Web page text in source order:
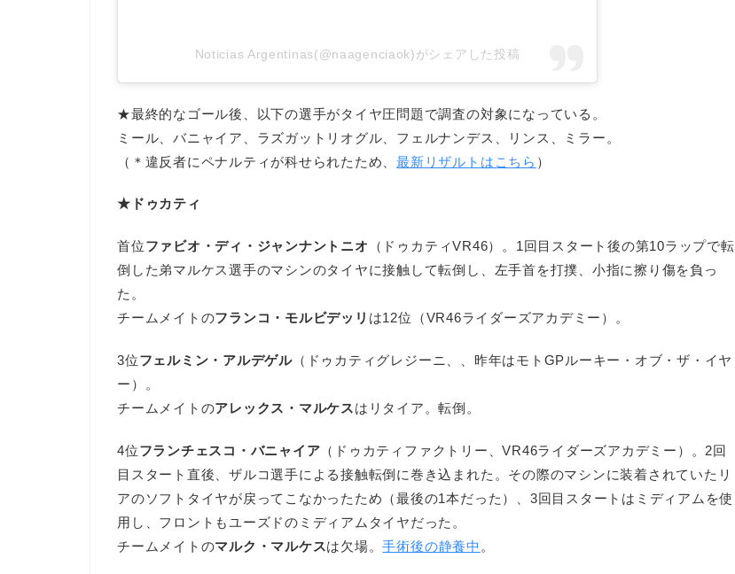
Noticias Argentinas(@naagenciaok)がシェアした投稿
★最終的なゴール後、以下の選手がタイヤ圧問題で調査の対象になっている。
ミール、バニャイア、ラズガットリオグル、フェルナンデス、リンス、ミラー。
（＊違反者にペナルティが科せられたため、最新リザルトはこちら ）
★ドゥカティ
首位ファビオ・ディ・ジャンナントニオ
（ドゥカティVR46）。1回目スタート後の第10ラップで転
倒した弟マルケス選手のマシンのタイヤに接触して転倒し、左手首を打撲、小指に擦り傷を負っ
た。
チームメイトのフランコ・モルビデッリ は12位（VR46ライダーズアカデミー）。
3位フェルミン・アルデゲル（ドゥカティグレジーニ、、昨年はモトGPルーキー・オブ・ザ・イヤ
ー）。
チームメイトのアレックス・マルケスはリタイア。転倒。
4位フランチェスコ・バニャイア （ドゥカティファクトリー、VR46ライダーズアカデミー）。2回
目スタート直後、ザルコ選手による接触転倒に巻き込まれた。その際のマシンに装着されていたリ
アのソフトタイヤが戻ってこなかったため（最後の1本だった）、3回目スタートはミディアムを使
用し、フロントもユーズドのミディアムタイヤだった。
チームメイトのマルク・マルケスは欠場。手術後の静養中 。